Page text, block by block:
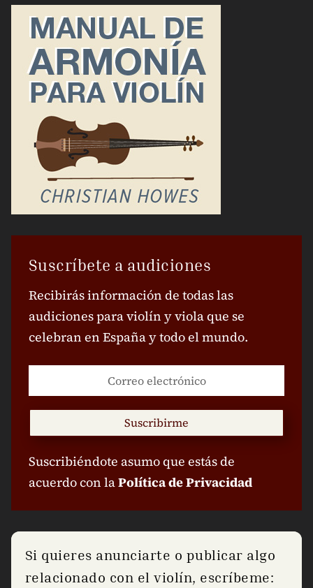
Suscríbete a audiciones
Recibirás información de todas las
audiciones para violín y viola que se
celebran en España y todo el mundo.
Suscribirme
Suscribiéndote asumo que estás de
acuerdo con laPolítica de Privacidad
Si quieres anunciarte o publicar algo
relacionado con el violín, escríbeme: